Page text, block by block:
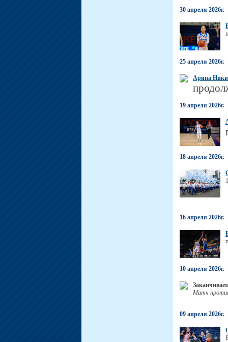
30 апреля 2026г.
25 апреля 2026г.
Арина
19 апреля 2026г.
18 апреля 2026г.
16 апреля 2026г.
10 апреля 2026г.
Матч
09 апреля 2026г.